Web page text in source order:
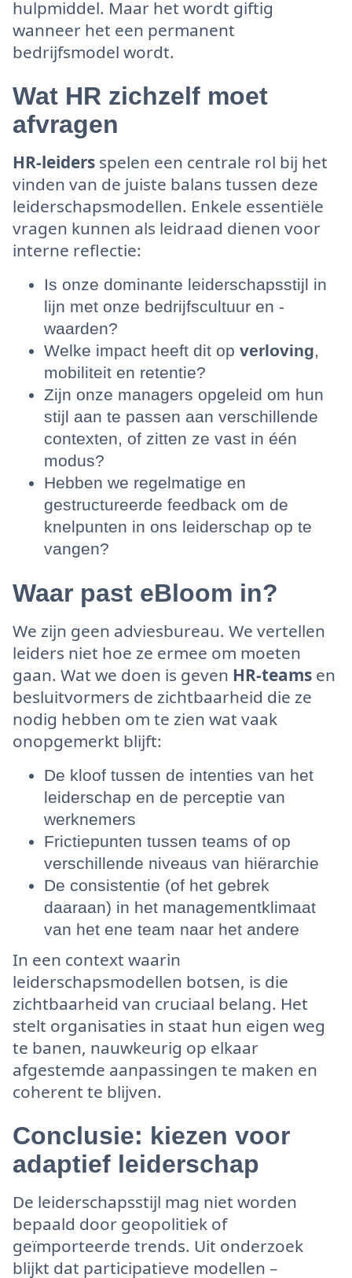
hulpmiddel. Maar het wordt giftig
wanneer het een permanent
bedrijfsmodel wordt.
Wat HR zichzelf moet
afvragen
HR-leiders spelen een centrale rol bij het
vinden van de juiste balans tussen deze
leiderschapsmodellen. Enkele essentiële
vragen kunnen als leidraad dienen voor
interne reflectie:
Is onze dominante leiderschapsstijl in
lijn met onze bedrijfscultuur en -
waarden?
Welke impact heeft dit op verloving,
mobiliteit en retentie?
Zijn onze managers opgeleid om hun
stijl aan te passen aan verschillende
contexten, of zitten ze vast in één
modus?
Hebben we regelmatige en
gestructureerde feedback om de
knelpunten in ons leiderschap op te
vangen?
Waar past eBloom in?
We zijn geen adviesbureau. We vertellen
leiders niet hoe ze ermee om moeten
gaan. Wat we doen is geven HR-teams en
besluitvormers de zichtbaarheid die ze
nodig hebben om te zien wat vaak
onopgemerkt blijft:
De kloof tussen de intenties van het
leiderschap en de perceptie van
werknemers
Frictiepunten tussen teams of op
verschillende niveaus van hiërarchie
De consistentie (of het gebrek
daaraan) in het managementklimaat
van het ene team naar het andere
In een context waarin
leiderschapsmodellen botsen, is die
zichtbaarheid van cruciaal belang. Het
stelt organisaties in staat hun eigen weg
te banen, nauwkeurig op elkaar
afgestemde aanpassingen te maken en
coherent te blijven.
Conclusie: kiezen voor
adaptief leiderschap
De leiderschapsstijl mag niet worden
bepaald door geopolitiek of
geïmporteerde trends. Uit onderzoek
blijkt dat participatieve modellen –